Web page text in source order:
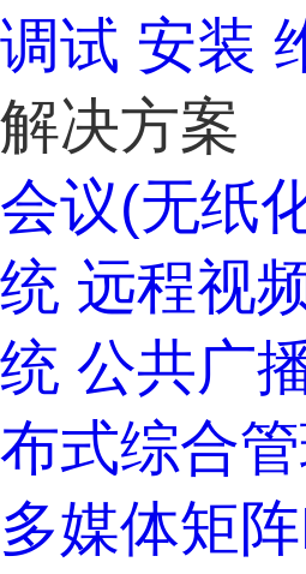
调试 安装
解决方案
会议(无纸
统 远程视
统 公共广
布式综合
多媒体矩